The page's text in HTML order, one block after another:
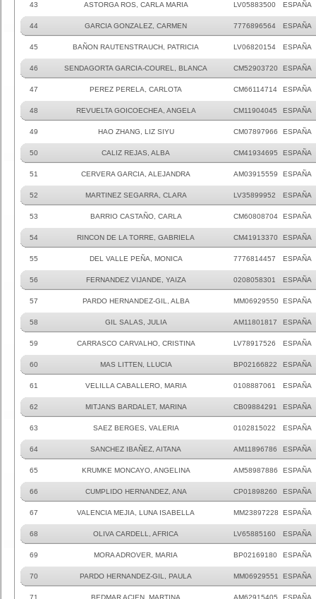
43 ASTORGA ROS, CARLA MARIA LV05883500 ESPAÑA
44 GARCIA GONZALEZ, CARMEN 7776896564 ESPAÑA
45 BAÑON RAUTENSTRAUCH, PATRICIA LV06820154 ESPAÑA
46 SENDAGORTA GARCIA-COUREL, BLANCA CM52903720 ESPAÑA
47 PEREZ PERELA, CARLOTA CM66114714 ESPAÑA
48 REVUELTA GOICOECHEA, ANGELA CM11904045 ESPAÑA
49 HAO ZHANG, LIZ SIYU CM07897966 ESPAÑA
50 CALIZ REJAS, ALBA CM41934695 ESPAÑA
51 CERVERA GARCIA, ALEJANDRA AM03915559 ESPAÑA
52 MARTINEZ SEGARRA, CLARA LV35899952 ESPAÑA
53 BARRIO CASTAÑO, CARLA CM60808704 ESPAÑA
54 RINCON DE LA TORRE, GABRIELA CM41913370 ESPAÑA
55 DEL VALLE PEÑA, MONICA 7776814457 ESPAÑA
56 FERNANDEZ VIJANDE, YAIZA 0208058301 ESPAÑA
57 PARDO HERNANDEZ-GIL, ALBA MM06929550 ESPAÑA
58 GIL SALAS, JULIA AM11801817 ESPAÑA
59 CARRASCO CARVALHO, CRISTINA LV78917526 ESPAÑA
60 MAS LITTEN, LLUCIA BP02166822 ESPAÑA
61 VELILLA CABALLERO, MARIA 0108887061 ESPAÑA
62 MITJANS BARDALET, MARINA CB09884291 ESPAÑA
63 SAEZ BERGES, VALERIA 0102815022 ESPAÑA
64 SANCHEZ IBAÑEZ, AITANA AM11896786 ESPAÑA
65 KRUMKE MONCAYO, ANGELINA AM58987886 ESPAÑA
66 CUMPLIDO HERNANDEZ, ANA CP01898260 ESPAÑA
67 VALENCIA MEJIA, LUNA ISABELLA MM23897228 ESPAÑA
68 OLIVA CARDELL, AFRICA LV65885160 ESPAÑA
69 MORA ADROVER, MARIA BP02169180 ESPAÑA
70 PARDO HERNANDEZ-GIL, PAULA MM06929551 ESPAÑA
71 BEDMAR ACIEN, MARTINA AM62915405 ESPAÑA